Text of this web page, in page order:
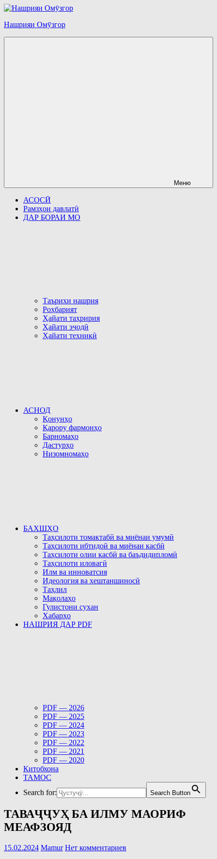
Перейти
содержимому
Нашрияи Омӯзгор
Меню
АСОСӢ
Рамзҳои давлатӣ
ДАР БОРАИ МО
Таърихи нашрия
Роҳбарият
Ҳайати таҳририя
Ҳайати эҷодӣ
Ҳайати техникӣ
АСНОД
Қонунҳо
Қарору фармонҳо
Барномаҳо
Дастурҳо
Низомномаҳо
БАХШҲО
Таҳсилоти томактабӣ ва миёнаи умумӣ
Таҳсилоти ибтидоӣ ва миёнаи касбӣ
Таҳсилоти олии касбӣ ва баъдидипломӣ
Таҳсилоти иловагӣ
Илм ва инноватсия
Идеология ва хештаншиносӣ
Таҳлил
Мақолаҳо
Гулистони сухан
Хабарҳо
НАШРИЯ ДАР PDF
PDF — 2026
PDF — 2025
PDF — 2024
PDF — 2023
PDF — 2022
PDF — 2021
PDF — 2020
Китобхона
ТАМОС
Search for:
Search Button
ТАВАҶҶУҲ БА ИЛМУ МАОРИФ
МЕАФЗОЯД
15.02.2024 Mamur Нет комментариев